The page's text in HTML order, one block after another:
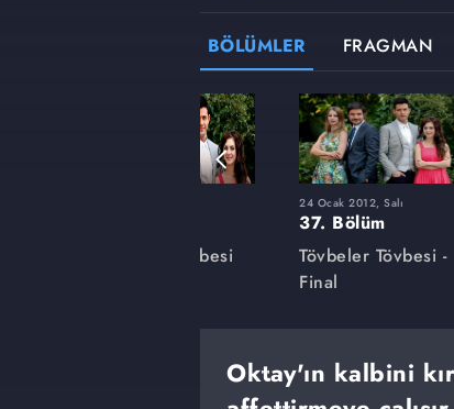
BÖLÜMLER FRAGMAN
Tövbeler Tövbesi
24 Ocak 2012, Salı
37. Bölüm
Tövbeler Tövbesi -
Final
Oktay'ın kalbini